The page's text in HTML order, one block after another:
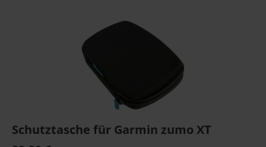
Schutztasche für Garmin zumo XT